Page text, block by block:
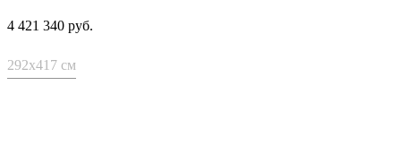
4 421 340 руб.
292x417 см